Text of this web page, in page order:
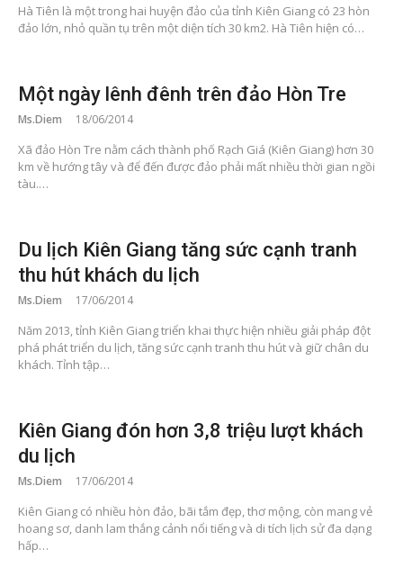
Hà Tiên là một trong hai huyện đảo của tỉnh Kiên Giang có 23 hòn
đảo lớn, nhỏ quần tụ trên một diện tích 30 km2. Hà Tiên hiện có…
Một ngày lênh đênh trên đảo Hòn Tre
Ms.Diem 18/06/2014
Xã đảo Hòn Tre nằm cách thành phố Rạch Giá (Kiên Giang) hơn 30
km về hướng tây và để đến được đảo phải mất nhiều thời gian ngồi
tàu.…
Du lịch Kiên Giang tăng sức cạnh tranh
thu hút khách du lịch
Ms.Diem 17/06/2014
Năm 2013, tỉnh Kiên Giang triển khai thực hiện nhiều giải pháp đột
phá phát triển du lịch, tăng sức cạnh tranh thu hút và giữ chân du
khách. Tỉnh tập…
Kiên Giang đón hơn 3,8 triệu lượt khách
du lịch
Ms.Diem 17/06/2014
Kiên Giang có nhiều hòn đảo, bãi tắm đẹp, thơ mộng, còn mang vẻ
hoang sơ, danh lam thắng cảnh nổi tiếng và di tích lịch sử đa dạng
hấp…